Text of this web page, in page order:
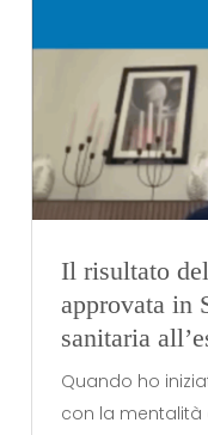
Il risultato
approvata in
sanitaria
Quando ho
con la mentalità